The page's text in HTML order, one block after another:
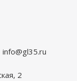
info@gl35.ru
2